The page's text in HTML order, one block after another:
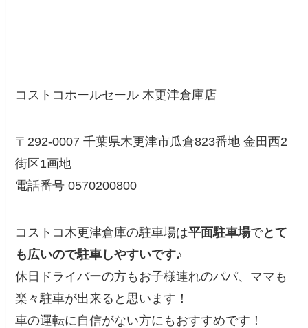
コストコホールセール 木更津倉庫店
〒292-0007 千葉県木更津市瓜倉823番地 金田西2
街区1画地
電話番号 0570200800
コストコ木更津倉庫の駐車場は平面駐車場でとて
も広いので駐車しやすいです♪
休日ドライバーの方もお子様連れのパパ、ママも
楽々駐車が出来ると思います！
車の運転に自信がない方にもおすすめです！